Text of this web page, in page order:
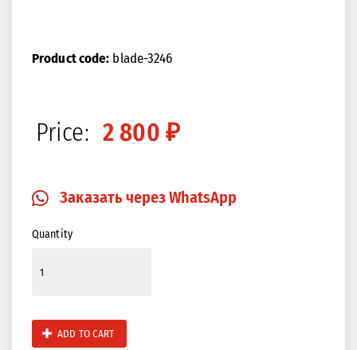
Product code: blade-3246
Price: 2 800 ₽
Заказать через WhatsApp
Quantity
ADD TO CART